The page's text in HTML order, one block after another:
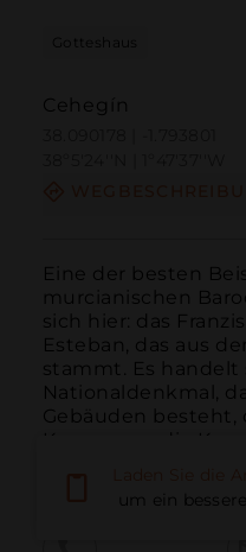
Gotteshaus
Cehegín
Eine der besten
murcianischen
sich hier: das
Esteban, das aus
stammt. Es handelt
Nationaldenkmal,
Gebäuden besteht,
Kreuzgang, die
um ein